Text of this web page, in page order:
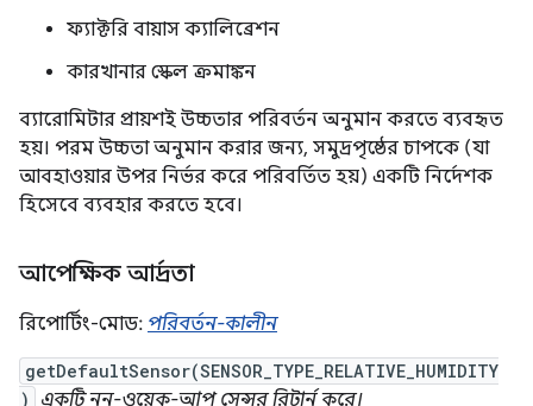
ফ্যাক্টরি বায়াস ক্যালিব্রেশন
কারখানার স্কেল ক্রমাঙ্কন
ব্যারোমিটার প্রায়শই উচ্চতার পরিবর্তন অনুমান করতে ব্যবহৃত
হয়। পরম উচ্চতা অনুমান করার জন্য, সমুদ্রপৃষ্ঠের চাপকে (যা
আবহাওয়ার উপর নির্ভর করে পরিবর্তিত হয়) একটি নির্দেশক
হিসেবে ব্যবহার করতে হবে।
আপেক্ষিক আর্দ্রতা
রিপোর্টিং-মোড: পরিবর্তন-কালীন
getDefaultSensor(SENSOR_TYPE_RELATIVE_HUMIDITY
)
একটি নন-ওয়েক-আপ সেন্সর রিটার্ন করে।